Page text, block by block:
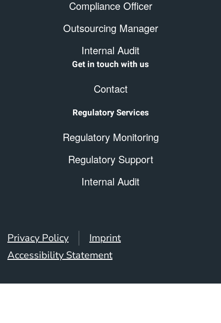
Compliance Officer
Outsourcing Manager
Internal Audit
Get in touch with us
Contact
Regulatory Services
Regulatory Monitoring
Regulatory Support
Internal Audit
Privacy Policy
Imprint
Accessibility Statement